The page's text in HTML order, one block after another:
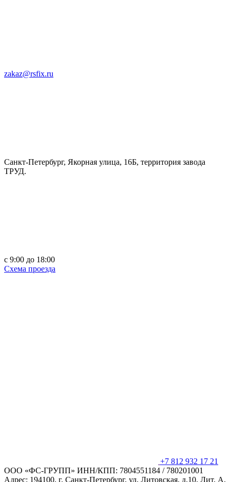
zakaz@rsfix.ru
Санкт-Петербург, Якорная улица, 16Б, территория завода
ТРУД.
c 9:00 до 18:00
Схема проезда
+7 812 932 17 21
ООО «ФС-ГРУПП» ИНН/КПП: 7804551184 / 780201001
Адрес: 194100, г. Санкт-Петербург, ул. Литовская, д.10, Лит. А,